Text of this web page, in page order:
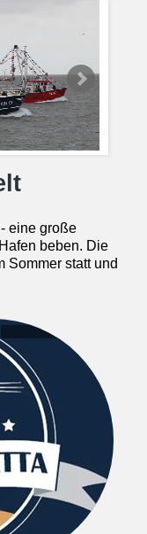
eine große
beben. Die
Sommer statt und